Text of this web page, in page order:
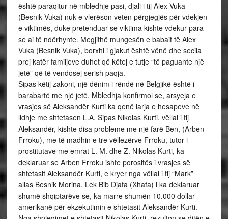
është paraqitur në mbledhje pasi, djali i tij Alex Vuka
(Besnik Vuka) nuk e vlerëson veten përgjegjës për vdekjen
e viktimës, duke pretenduar se viktima kishte vdekur para
se ai të ndërhynte. Megjithë mungesën e babait të Alex
Vuka (Besnik Vuka), borxhi i gjakut është vënë dhe secila
prej katër familjeve duhet që këtej e tutje “të paguante një
jetë” që të vendosej serish paqja.
Sipas këtij zakoni, një dënim i rëndë në Belgjikë është i
barabartë me një jetë. Mbledhja konfirmoi se, arsyeja e
vrasjes së Aleksandër Kurti ka qenë larja e hesapeve në
lidhje me shtetasen L.A. Sipas Nikolas Kurti, vëllai i tij
Aleksandër, kishte disa probleme me një farë Ben, (Arben
Frroku), me të madhin e tre vëllezërve Frroku, tutor i
prostitutave me emrat L. M. dhe Z. Nikolas Kurti, ka
deklaruar se Arben Frroku ishte porositës i vrasjes së
shtetasit Aleksandër Kurti, e kryer nga vëllai i tij “Mark”
alias Besnik Morina. Lek Bib Djafa (Xhafa) i ka deklaruar
shumë shqiptarëve se, ka marre shumën 10.000 dollar
amerikanë për ekzekutimin e shtetasit Aleksandër Kurti.